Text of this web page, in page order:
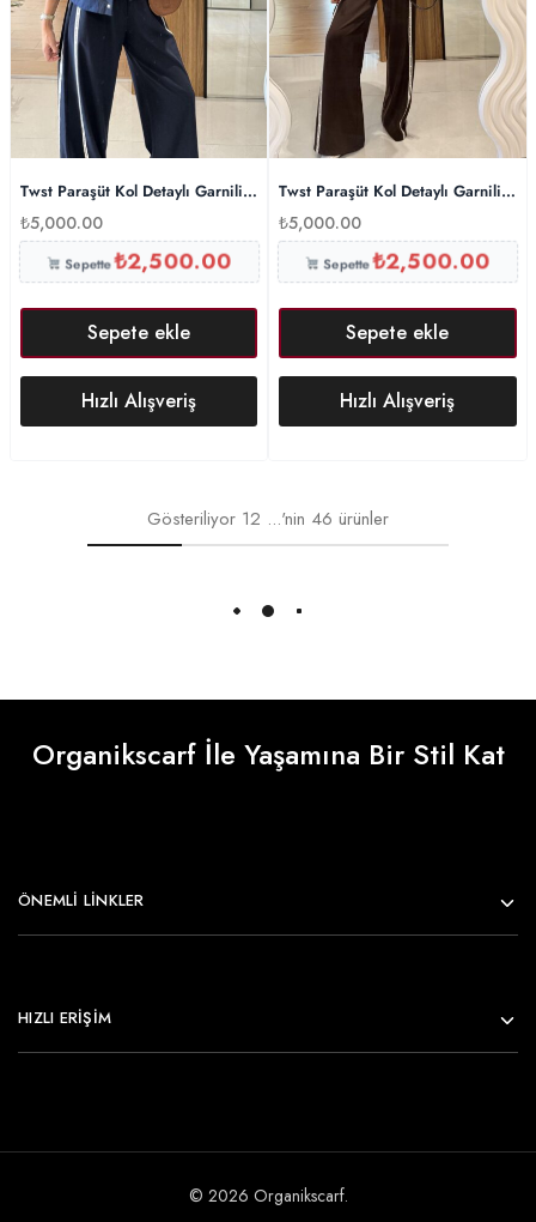
Twst Paraşüt Kol Detaylı Garnili İkili Takım- Lacivert
₺5,000.00
Sepette₺2,500.00
Sepete ekle
Hızlı Alışveriş
Twst Paraşüt Kol Detaylı Garnili İkili
₺5,000.00
Sepette₺2,500.00
Sepete ekle
Hızlı Alışveriş
Gösteriliyor 12 ...'nin 46 ürünler
Daha Fazlasını Yükle
Organikscarf İle Yaşamına Bir Stil Kat
ÖNEMLI LINKLER
HIZLI ERİŞİM
© 2026 Organikscarf.